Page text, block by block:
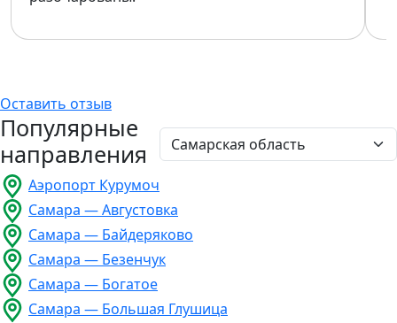
Оставить отзыв
Популярные
направления
Аэропорт Курумоч
Самара — Августовка
Самара — Байдеряково
Самара — Безенчук
Самара — Богатое
Самара — Большая Глушица